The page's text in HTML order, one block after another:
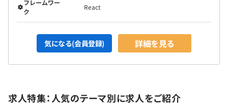
フレームワー
ク
React
気になる(会員登録) 詳細を見る
求人特集：人気のテーマ別に求人をご紹介